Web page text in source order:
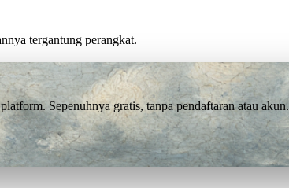
tergantung perangkat.
Sepenuhnya gratis, tanpa pendaftaran atau akun.